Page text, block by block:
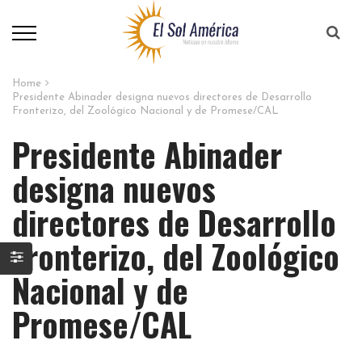
Home
Presidente Abinader designa nuevos directores de Desarrollo
Fronterizo, del Zoológico Nacional y de Promese/CAL
Presidente Abinader
designa nuevos
directores de Desarrollo
Fronterizo, del Zoológico
Nacional y de
Promese/CAL